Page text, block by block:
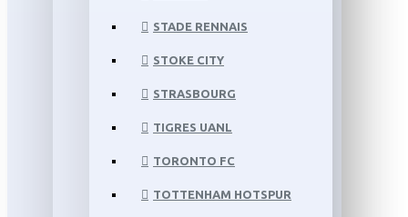
STADE RENNAIS
STOKE CITY
STRASBOURG
TIGRES UANL
TORONTO FC
TOTTENHAM HOTSPUR